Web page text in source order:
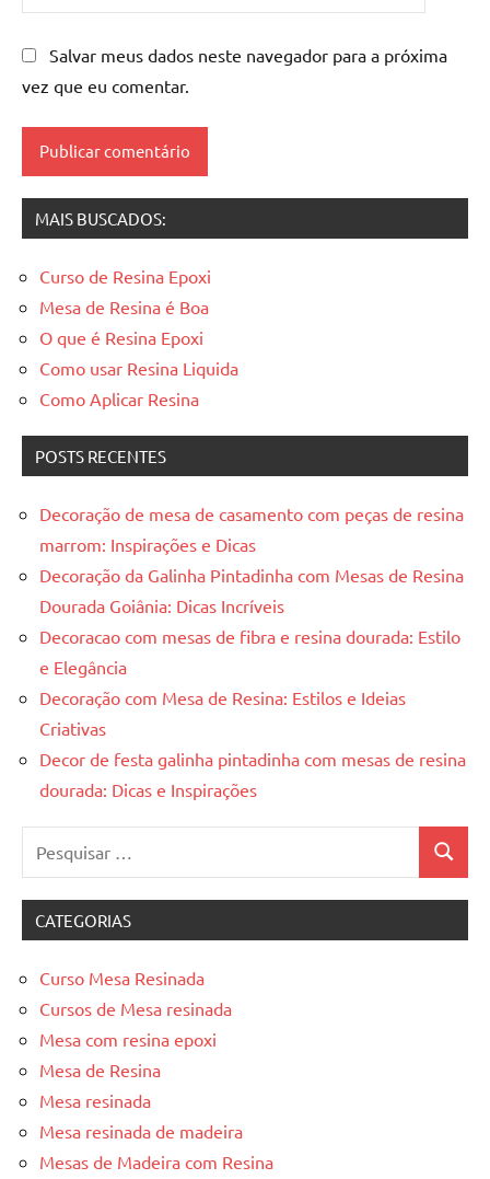
de
mesas
resinadas
Salvar meus dados neste navegador para a próxima
vez que eu comentar.
MAIS BUSCADOS:
Curso de Resina Epoxi
Mesa de Resina é Boa
O que é Resina Epoxi
Como usar Resina Liquida
Como Aplicar Resina
POSTS RECENTES
Decoração de mesa de casamento com peças de resina
marrom: Inspirações e Dicas
Decoração da Galinha Pintadinha com Mesas de Resina
Dourada Goiânia: Dicas Incríveis
Decoracao com mesas de fibra e resina dourada: Estilo
e Elegância
Decoração com Mesa de Resina: Estilos e Ideias
Criativas
Decor de festa galinha pintadinha com mesas de resina
dourada: Dicas e Inspirações
CATEGORIAS
Curso Mesa Resinada
Cursos de Mesa resinada
Mesa com resina epoxi
Mesa de Resina
Mesa resinada
Mesa resinada de madeira
Mesas de Madeira com Resina